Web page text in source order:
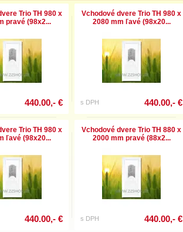
Trio TH 980 x
pravé (98x2...
440.00,- €
Vchodové dvere Trio TH 980 x
2080 mm ľavé (98x20...
s DPH 440.00,- €
Trio TH 980 x
ľavé (98x20...
440.00,- €
Vchodové dvere Trio TH 880 x
2000 mm pravé (88x2...
s DPH 440.00,- €